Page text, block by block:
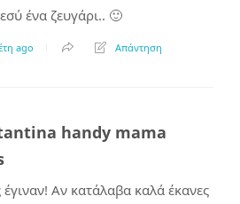
ένα ζευγάρι.. 🙂
ago Απάντηση
handy mama
έγιναν! Αν κατάλαβα καλά έκανες